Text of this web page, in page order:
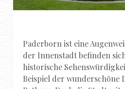
Paderborn ist eine
der Innenstadt befinden
historische
Beispiel der wunderschöne